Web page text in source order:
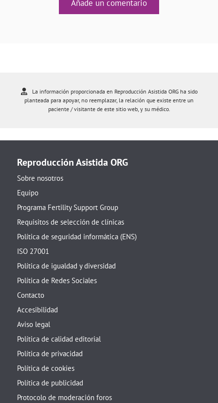
Añade un comentario
La información proporcionada en Reproducción Asistida ORG ha sido
planteada para apoyar, no reemplazar, la relación que existe entre un
paciente / visitante de este sitio web, y su médico.
Reproducción Asistida ORG
Sobre nosotros
Equipo
Programa Fertility Support Group
Requisitos de selección de clínicas
Política de seguridad informática (ENS)
ISO 27001
Política de igualdad y diversidad
Política de Redes Sociales
Contacto
Accesibilidad
Aviso legal
Política de calidad editorial
Política de privacidad
Política de cookies
Política de publicidad
Protocolo de moderación foros